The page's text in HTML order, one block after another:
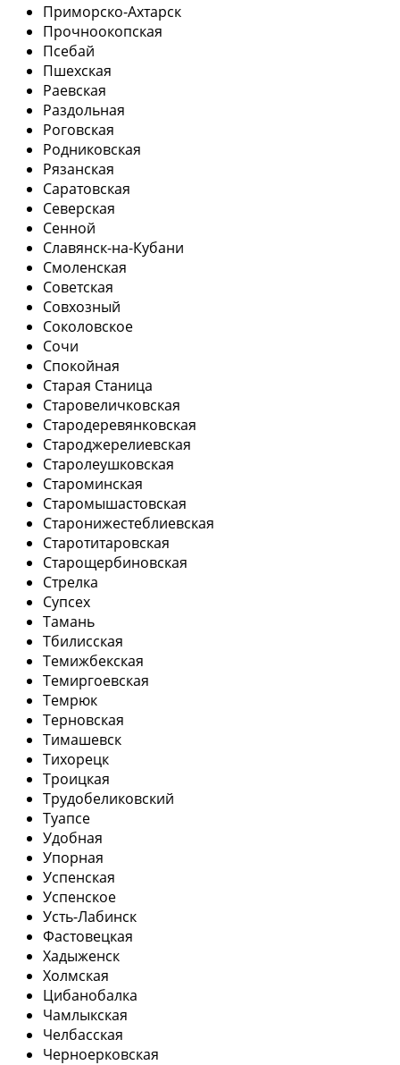
Приморско-Ахтарск
Прочноокопская
Псебай
Пшехская
Раевская
Раздольная
Роговская
Родниковская
Рязанская
Саратовская
Северская
Сенной
Славянск-на-Кубани
Смоленская
Советская
Совхозный
Соколовское
Сочи
Спокойная
Старая Станица
Старовеличковская
Стародеревянковская
Староджерелиевская
Старолеушковская
Староминская
Старомышастовская
Старонижестеблиевская
Старотитаровская
Старощербиновская
Стрелка
Супсех
Тамань
Тбилисская
Темижбекская
Темиргоевская
Темрюк
Терновская
Тимашевск
Тихорецк
Троицкая
Трудобеликовский
Туапсе
Удобная
Упорная
Успенская
Успенское
Усть-Лабинск
Фастовецкая
Хадыженск
Холмская
Цибанобалка
Чамлыкская
Челбасская
Черноерковская